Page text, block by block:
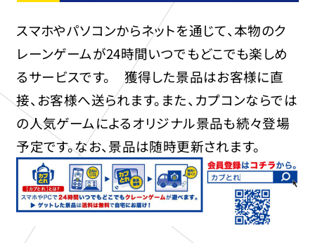
スマホやパソコンからネットを通じて、本物のク
レーンゲームが24時間いつでもどこでも楽しめ
るサービスです。 獲得した景品はお客様に直
接、お客様へ送られます。また、カプコンならでは
の人気ゲームによるオリジナル景品も続々登場
予定です。なお、景品は随時更新されます。